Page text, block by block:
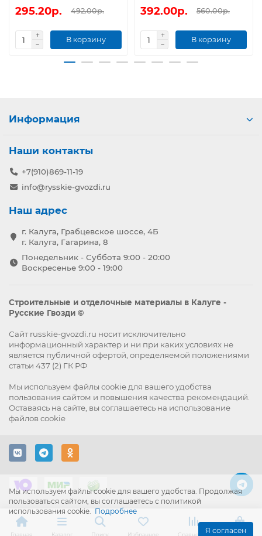
295.20р. 492.00р.
В корзину
392.00р. 560.00р.
В корзину
Мы используем файлы cookie для вашего удобства. Продолжая
пользоваться сайтом, вы соглашаетесь с политикой
использования cookie. Подробнее
Я согласен
Информация
Наши контакты
+7(910)869-11-19
info@rysskie-gvozdi.ru
Наш адрес
г. Калуга, Грабцевское шоссе, 4Б
г. Калуга, Гагарина, 8
Понедельник - Суббота 9:00 - 20:00
Воскресенье 9:00 - 19:00
Строительные и отделочные материалы в Калуге -
Русские Гвозди ©
Сайт russkie-gvozdi.ru носит исключительно
информационный характер и ни при каких условиях не
является публичной офертой, определяемой положениями
статьи 437 (2) ГК РФ
Мы используем файлы cookie для вашего удобства
пользования сайтом и повышения качества рекомендаций.
Оставаясь на сайте, вы соглашаетесь на использование
файлов cookie
Главная Каталог Поиск Избранное Сравнение Корзина